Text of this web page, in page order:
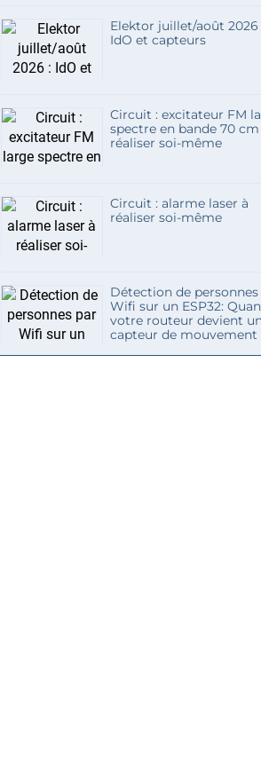
Elektor juillet/août 2026
IdO et capteurs
Circuit : excitateur FM
spectre en bande 70 cm
réaliser soi-même
Circuit : alarme laser à
réaliser soi-même
Détection de personnes
Wifi sur un ESP32:
votre routeur devient
capteur de mouvement